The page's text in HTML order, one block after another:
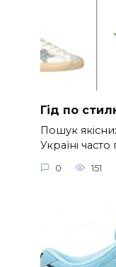
Гід по
Пошук
Україні
0 151